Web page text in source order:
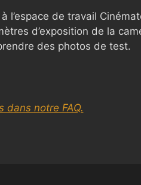
l’espace de travail
d’exposition de la
des photos de test.
dans notre FAQ.